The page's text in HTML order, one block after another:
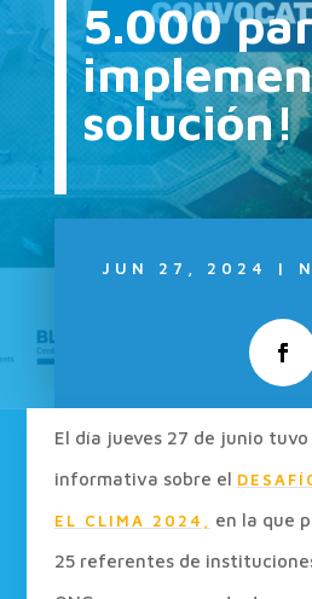
5.000
solución!
JUN 27, 2024 |
El día jueves 27 de junio
informativa sobre el
EL CLIMA 2024, en la que
25 referentes de